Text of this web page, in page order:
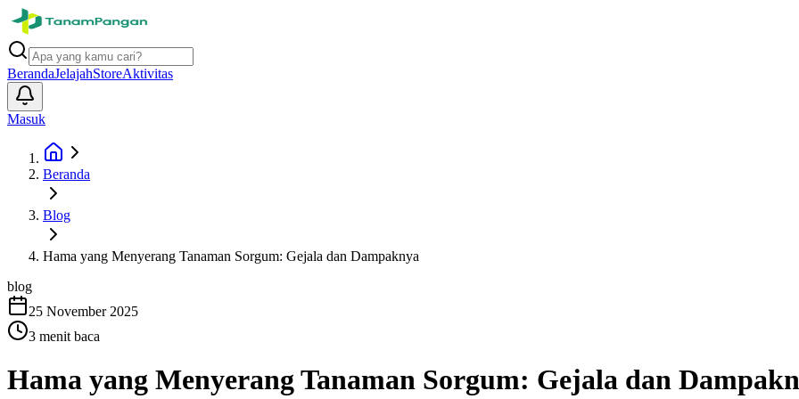
BerandaJelajahStoreAktivitas
Masuk
Beranda
Blog
Hama yang Menyerang Tanaman Sorgum: Gejala dan Dampaknya
blog
25 November 2025
3 menit baca
Hama yang Menyerang Tanaman Sorgum: Gejala dan